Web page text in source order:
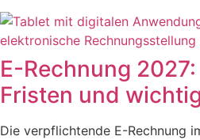
E-Rechnung
Fristen und
Die verpflichtende E-Rechnung